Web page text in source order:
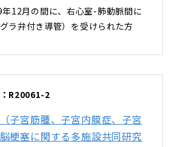
12月の間に、右心室-肺動脈間に
ラ弁付き導管）を受けられた方
R20061-2
子宮筋腫、子宮内膜症、子宮
梗塞に関する多施設共同研究